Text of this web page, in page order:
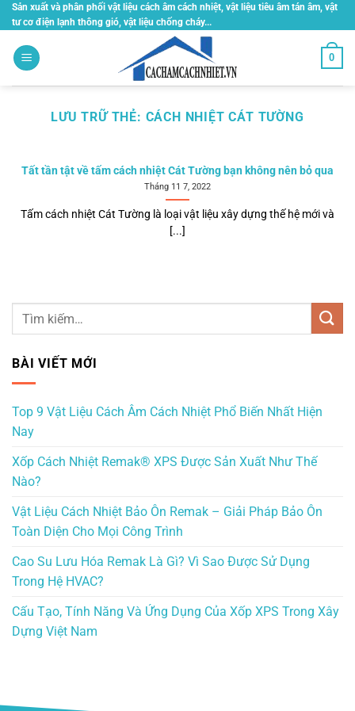
Bỏ
qua
nội
dung
Sản xuất và phân phối vật liệu cách âm cách nhiệt, vật liệu tiêu âm tán âm, vật
tư cơ điện lạnh thông gió, vật liệu chống cháy...
0
LƯU TRỮ THẺ: CÁCH NHIỆT CÁT TƯỜNG
Tất tần tật về tấm cách nhiệt Cát Tường bạn không nên bỏ qua
Tháng 11 7, 2022
Tấm cách nhiệt Cát Tường là loại vật liệu xây dựng thế hệ mới và
[...]
BÀI VIẾT MỚI
Top 9 Vật Liệu Cách Âm Cách Nhiệt Phổ Biến Nhất Hiện
Nay
Xốp Cách Nhiệt Remak® XPS Được Sản Xuất Như Thế
Nào?
Vật Liệu Cách Nhiệt Bảo Ôn Remak – Giải Pháp Bảo Ôn
Toàn Diện Cho Mọi Công Trình
Cao Su Lưu Hóa Remak Là Gì? Vì Sao Được Sử Dụng
Trong Hệ HVAC?
Cấu Tạo, Tính Năng Và Ứng Dụng Của Xốp XPS Trong Xây
Dựng Việt Nam